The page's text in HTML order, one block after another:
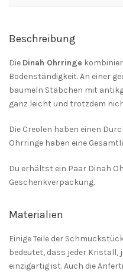
Beschreibung
Die Dinah Ohrringe
Bodenständigkeit. An einer
baumeln Stäbchen mit
ganz leicht und trotzdem
Die Creolen haben einen
Ohrringe haben eine
Du erhältst ein Paar Dinah
Geschenkverpackung.
Materialien
Einige Teile der
bedeutet, dass jeder Kristall,
einzigartig ist. Auch die